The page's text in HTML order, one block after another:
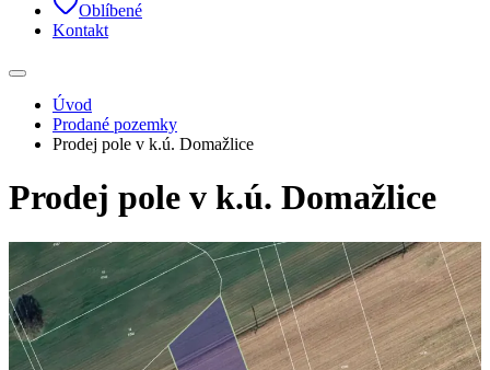
Oblíbené
Kontakt
Úvod
Prodané pozemky
Prodej pole v k.ú. Domažlice
Prodej pole v k.ú. Domažlice